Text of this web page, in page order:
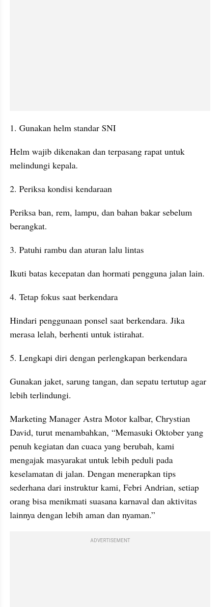
1. Gunakan helm standar SNI
Helm wajib dikenakan dan terpasang rapat untuk
melindungi kepala.
2. Periksa kondisi kendaraan
Periksa ban, rem, lampu, dan bahan bakar sebelum
berangkat.
3. Patuhi rambu dan aturan lalu lintas
Ikuti batas kecepatan dan hormati pengguna jalan lain.
4. Tetap fokus saat berkendara
Hindari penggunaan ponsel saat berkendara. Jika
merasa lelah, berhenti untuk istirahat.
5. Lengkapi diri dengan perlengkapan berkendara
Gunakan jaket, sarung tangan, dan sepatu tertutup agar
lebih terlindungi.
Marketing Manager Astra Motor kalbar, Chrystian
David, turut menambahkan, “Memasuki Oktober yang
penuh kegiatan dan cuaca yang berubah, kami
mengajak masyarakat untuk lebih peduli pada
keselamatan di jalan. Dengan menerapkan tips
sederhana dari instruktur kami, Febri Andrian, setiap
orang bisa menikmati suasana karnaval dan aktivitas
lainnya dengan lebih aman dan nyaman.”
ADVERTISEMENT